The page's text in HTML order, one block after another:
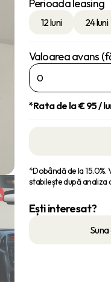
Perioada leasing
12 luni 24 luni
Valoarea avans
*Rata de la €95/
*Dobândă de la
stabilește după analiza
Ești interesat?